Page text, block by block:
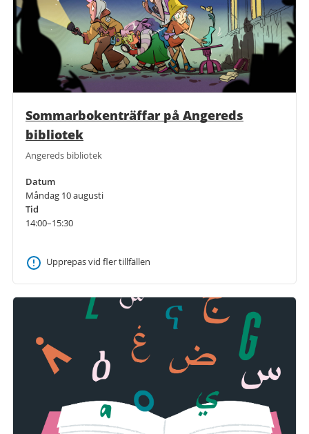
Sommarbokenträffar på Angereds
bibliotek
Angereds bibliotek
Datum
Måndag 10 augusti
Tid
14:00–15:30
Upprepas vid fler tillfällen